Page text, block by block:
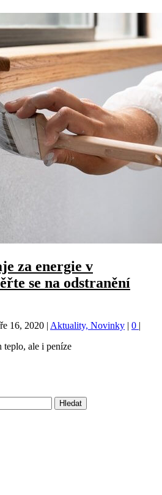
za energie v
se na odstranění
16, 2020 | Aktuality, Novinky | 0 |
teplo, ale i peníze